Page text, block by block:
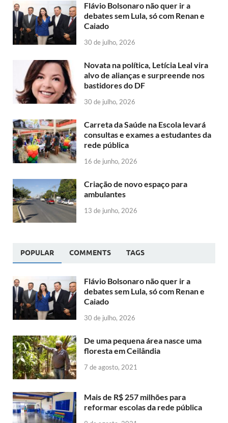
Flávio Bolsonaro não quer ir a
debates sem Lula, só com Renan e
Caiado
30 de julho, 2026
Novata na política, Letícia Leal vira
alvo de alianças e surpreende nos
bastidores do DF
30 de julho, 2026
Carreta da Saúde na Escola levará
consultas e exames a estudantes da
rede pública
16 de junho, 2026
Criação de novo espaço para
ambulantes
13 de junho, 2026
POPULAR COMMENTS TAGS
Flávio Bolsonaro não quer ir a
debates sem Lula, só com Renan e
Caiado
30 de julho, 2026
De uma pequena área nasce uma
floresta em Ceilândia
7 de agosto, 2021
Mais de R$ 257 milhões para
reformar escolas da rede pública